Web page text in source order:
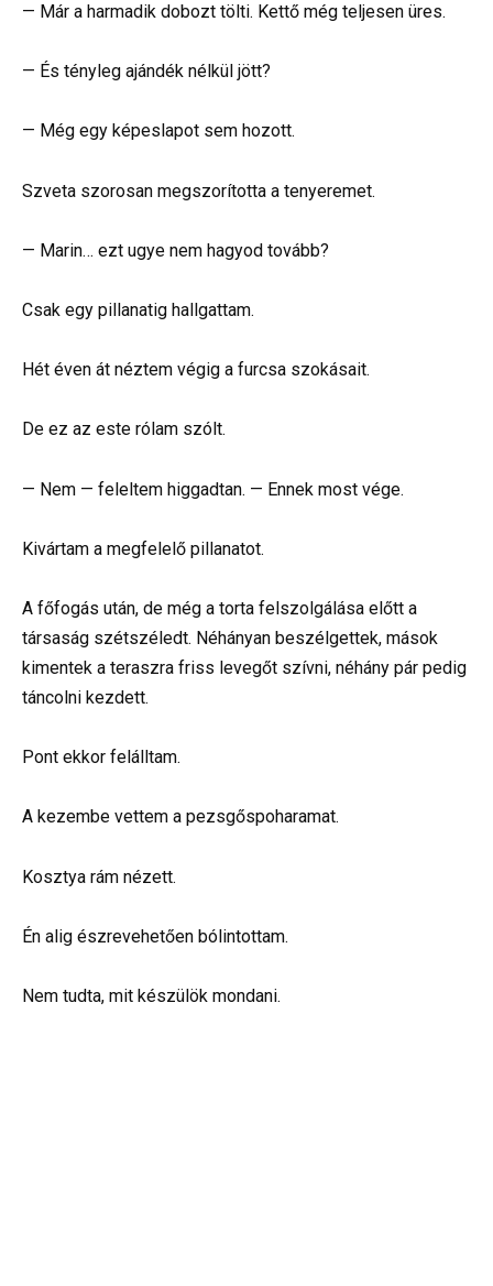
— Már a harmadik dobozt tölti. Kettő még teljesen üres.
— És tényleg ajándék nélkül jött?
— Még egy képeslapot sem hozott.
Szveta szorosan megszorította a tenyeremet.
— Marin… ezt ugye nem hagyod tovább?
Csak egy pillanatig hallgattam.
Hét éven át néztem végig a furcsa szokásait.
De ez az este rólam szólt.
— Nem — feleltem higgadtan. — Ennek most vége.
Kivártam a megfelelő pillanatot.
A főfogás után, de még a torta felszolgálása előtt a
társaság szétszéledt. Néhányan beszélgettek, mások
kimentek a teraszra friss levegőt szívni, néhány pár pedig
táncolni kezdett.
Pont ekkor felálltam.
A kezembe vettem a pezsgőspoharamat.
Kosztya rám nézett.
Én alig észrevehetően bólintottam.
Nem tudta, mit készülök mondani.